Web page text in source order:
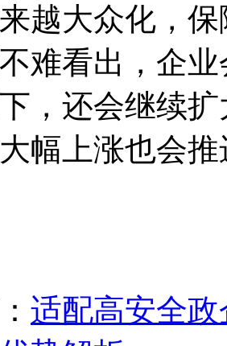
越大众化，
难看出，企
，还会继续
幅上涨也会
适配高安全